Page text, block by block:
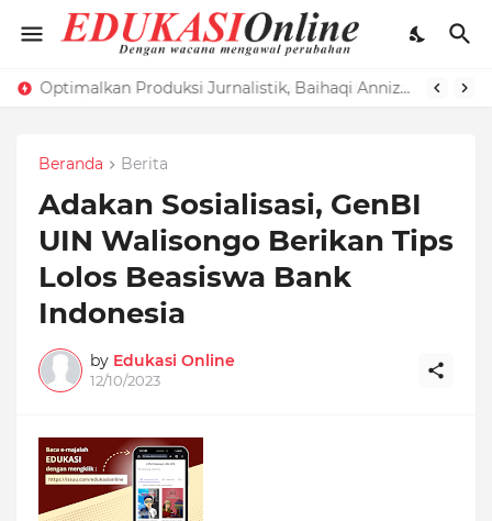
Optimalkan Produksi Jurnalistik, Baihaqi Annizar Bekali LPM Edukasi dengan Manajemen Keredaksian
Beranda Berita
Adakan Sosialisasi, GenBI
UIN Walisongo Berikan Tips
Lolos Beasiswa Bank
Indonesia
by Edukasi Online
12/10/2023